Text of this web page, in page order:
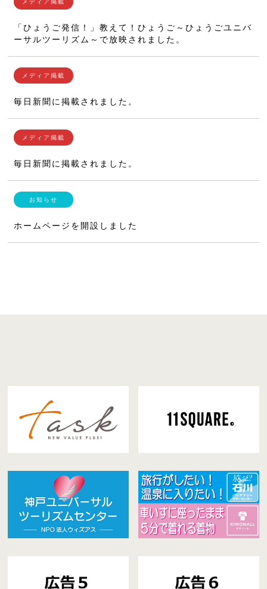
「ひょうご発信！」教えて！ひょうご～ひょうごユニバ
ーサルツーリズム～で放映されました。
毎日新聞に掲載されました。
毎日新聞に掲載されました。
ホームページを開設しました